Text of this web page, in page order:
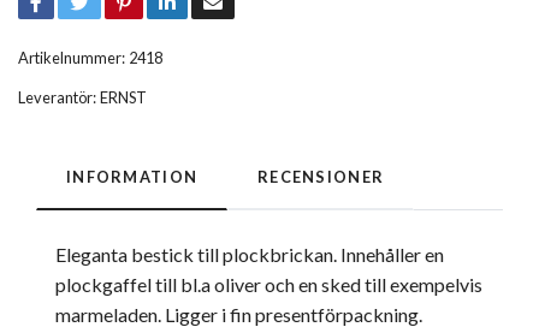
Artikelnummer: 2418
Leverantör:ERNST
INFORMATION RECENSIONER
Eleganta bestick till plockbrickan. Innehåller en
plockgaffel till bl.a oliver och en sked till exempelvis
marmeladen. Ligger i fin presentförpackning.